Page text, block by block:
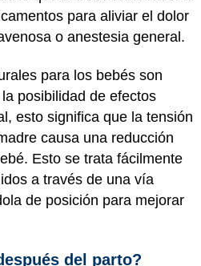
para aliviar el dolor
o anestesia general.
para los bebés son
posibilidad de efectos
esto significa que la tensión
causa una reducción
Esto se trata fácilmente
a través de una vía
de posición para mejorar
del parto?